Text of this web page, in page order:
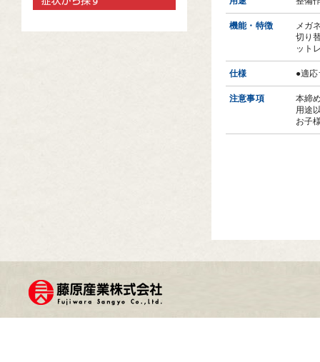
機能・特徴
メガ
切り
ット
仕様 ●適
注意事項
本締
用途
お子